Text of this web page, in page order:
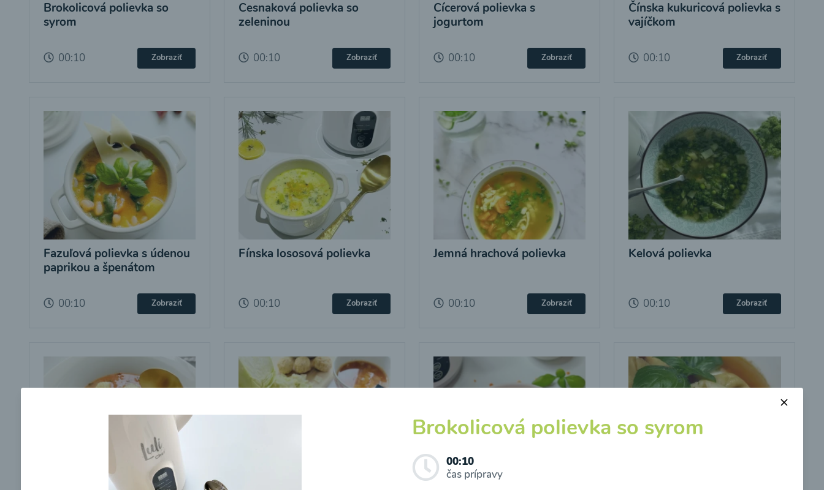
Brokolicová polievka so
syrom
00:10 Zobraziť
Cesnaková polievka so
zeleninou
00:10 Zobraziť
Cícerová polievka s
jogurtom
00:10 Zobraziť
Čínska kukuricová polievka s
vajíčkom
00:10 Zobraziť
Fazuľová polievka s údenou
paprikou a špenátom
00:10 Zobraziť
Fínska lososová polievka
00:10 Zobraziť
Jemná hrachová polievka
00:10 Zobraziť
Kelová polievka
00:10 Zobraziť
Brokolicová polievka so syrom
00:10
čas prípravy